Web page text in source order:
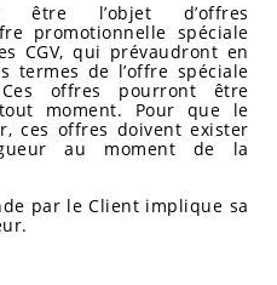
être l’objet d’offres
promotionnelle spéciale
CGV, qui prévaudront en
termes de l’offre spéciale
offres pourront être
moment. Pour que le
ces offres doivent exister
au moment de la
par le Client implique sa